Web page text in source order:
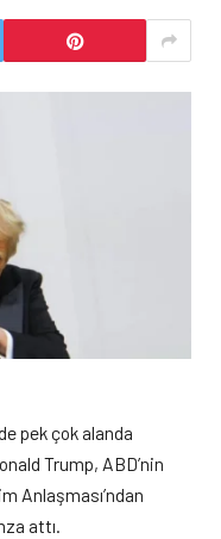
pek çok alanda
Trump, ABD’nin
Anlaşması’ndan
attı.